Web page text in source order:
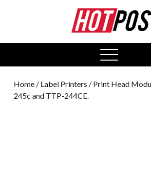
open
menu
Home / Label Printers / Print Head
245c and TTP-244CE.